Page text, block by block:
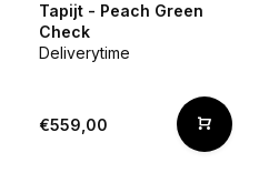
Tapijt - Peach Green
Check
Deliverytime
€559,00